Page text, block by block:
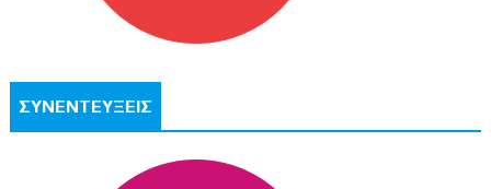
ΣΥΝΕΝΤΕΥΞΕΙΣ